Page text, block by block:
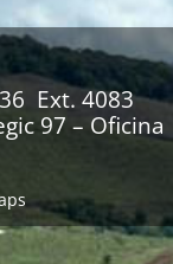
Ext. 4083
97 – Oficina